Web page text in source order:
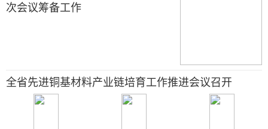
次会议筹备工作
全省先进铜基材料产业链培育工作推进会议召开